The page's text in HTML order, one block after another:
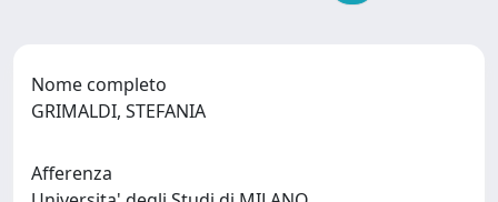
Nome completo
GRIMALDI, STEFANIA
Afferenza